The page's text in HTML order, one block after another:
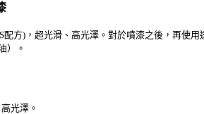
方)，超光滑、高光澤。對於噴漆之後，再使用
）。
光澤。